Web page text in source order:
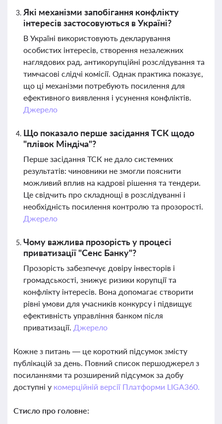
Які механізми запобігання конфлікту
інтересів застосовуються в Україні?
В Україні використовують декларування
особистих інтересів, створення незалежних
наглядових рад, антикорупційні розслідування та
тимчасові слідчі комісії. Однак практика показує,
що ці механізми потребують посилення для
ефективного виявлення і усунення конфліктів.
Джерело
Що показало перше засідання ТСК щодо
"плівок Міндіча"?
Перше засідання ТСК не дало системних
результатів: чиновники не змогли пояснити
можливий вплив на кадрові рішення та тендери.
Це свідчить про складнощі в розслідуванні і
необхідність посилення контролю та прозорості.
Джерело
Чому важлива прозорість у процесі
приватизації "Сенс Банку"?
Прозорість забезпечує довіру інвесторів і
громадськості, знижує ризики корупції та
конфлікту інтересів. Вона допомагає створити
рівні умови для учасників конкурсу і підвищує
ефективність управління банком після
приватизації. Джерело
Кожне з питань — це короткий підсумок змісту
публікацій за день. Повний список першоджерел з
посиланнями та розширений підсумок за добу
доступні у комерційній версії Платформи LIGA360.
Стисло про головне: